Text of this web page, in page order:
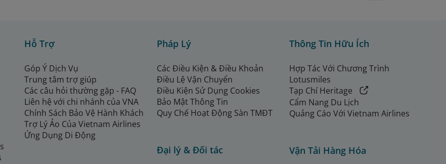
Hỗ Trợ
Góp Ý Dịch Vụ
Trung tâm trợ giúp
Các câu hỏi thường gặp - FAQ
Liên hệ với chi nhánh của VNA
Chính Sách Bảo Vệ Hành Khách
Trợ Lý Ảo Của Vietnam Airlines
Ứng Dụng Di Động
Pháp Lý
Các Điều Kiện & Điều Khoản
Điều Lệ Vận Chuyển
Điều Kiện Sử Dụng Cookies
Bảo Mật Thông Tin
Quy Chế Hoạt Động Sàn TMĐT
Đại lý & Đối tác
Thông Tin Hữu Ích
Hợp Tác Với Chương Trình
Lotusmiles
Tạp Chí Heritage
Cẩm Nang Du Lịch
Quảng Cáo Với Vietnam Airlines
Vận Tải Hàng Hóa